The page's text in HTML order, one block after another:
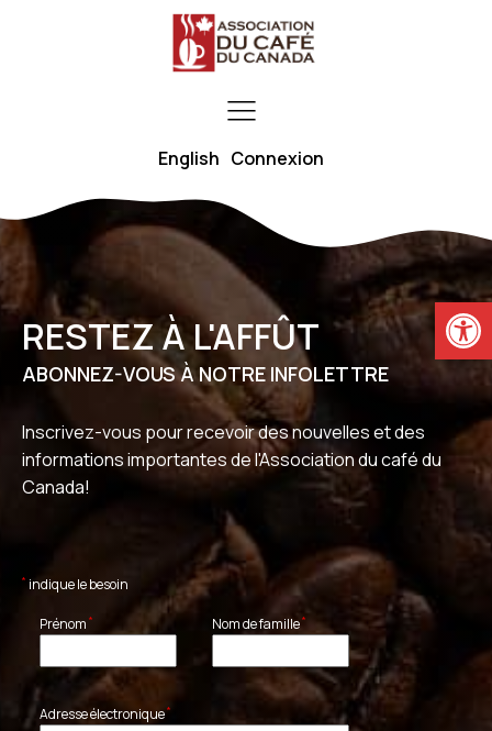
Ouvrir
English Connexion
RESTEZ À L'AFFÛT
ABONNEZ-VOUS À NOTRE INFOLETTRE
Inscrivez-vous pour recevoir des nouvelles et des
informations importantes de l'Association du café du
Canada!
* indique le besoin
Prénom * Nom de famille*
Adresse électronique*